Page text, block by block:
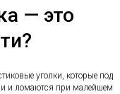
— это
уголки, которые под
и ломаются при малейшем